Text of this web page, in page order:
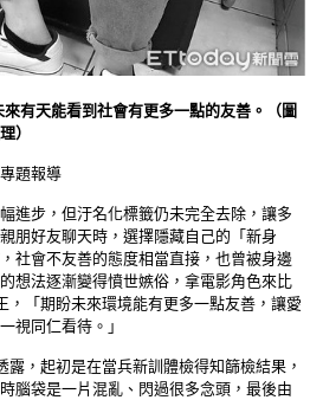
來有天能看到社會有更多一點的友善。（圖
）
題報導
進步，但汙名化標籤仍未完全去除，讓多
朋好友聊天時，選擇隱藏自己的「新身
社會不友善的態度相當直接，也曾被身邊
想法逐漸變得憤世嫉俗，拿電影角色來比
，「期盼未來環境能有更多一點友善，讓愛
視同仁看待。」
露，起初是在當兵新訓體檢得知篩檢結果，
腦袋是一片混亂、閃過很多念頭，最後由